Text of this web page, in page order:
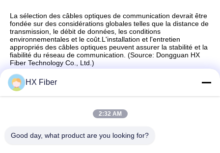
La sélection des câbles optiques de communication devrait être
fondée sur des considérations globales telles que la distance de
transmission, le débit de données, les conditions
environnementales et le coût.L'installation et l'entretien
appropriés des câbles optiques peuvent assurer la stabilité et la
fiabilité du réseau de communication. (Source: Dongguan HX
Fiber Technology Co., Ltd.)
Adresse
HX Fiber
2:32 AM
Good day, what product are you looking for?